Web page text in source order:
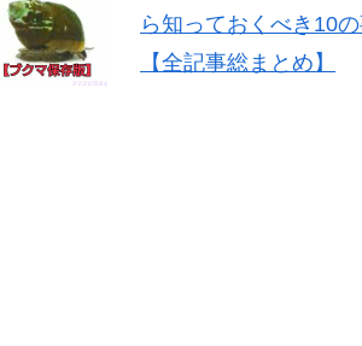
ら知っておくべき10
【全記事総まとめ】